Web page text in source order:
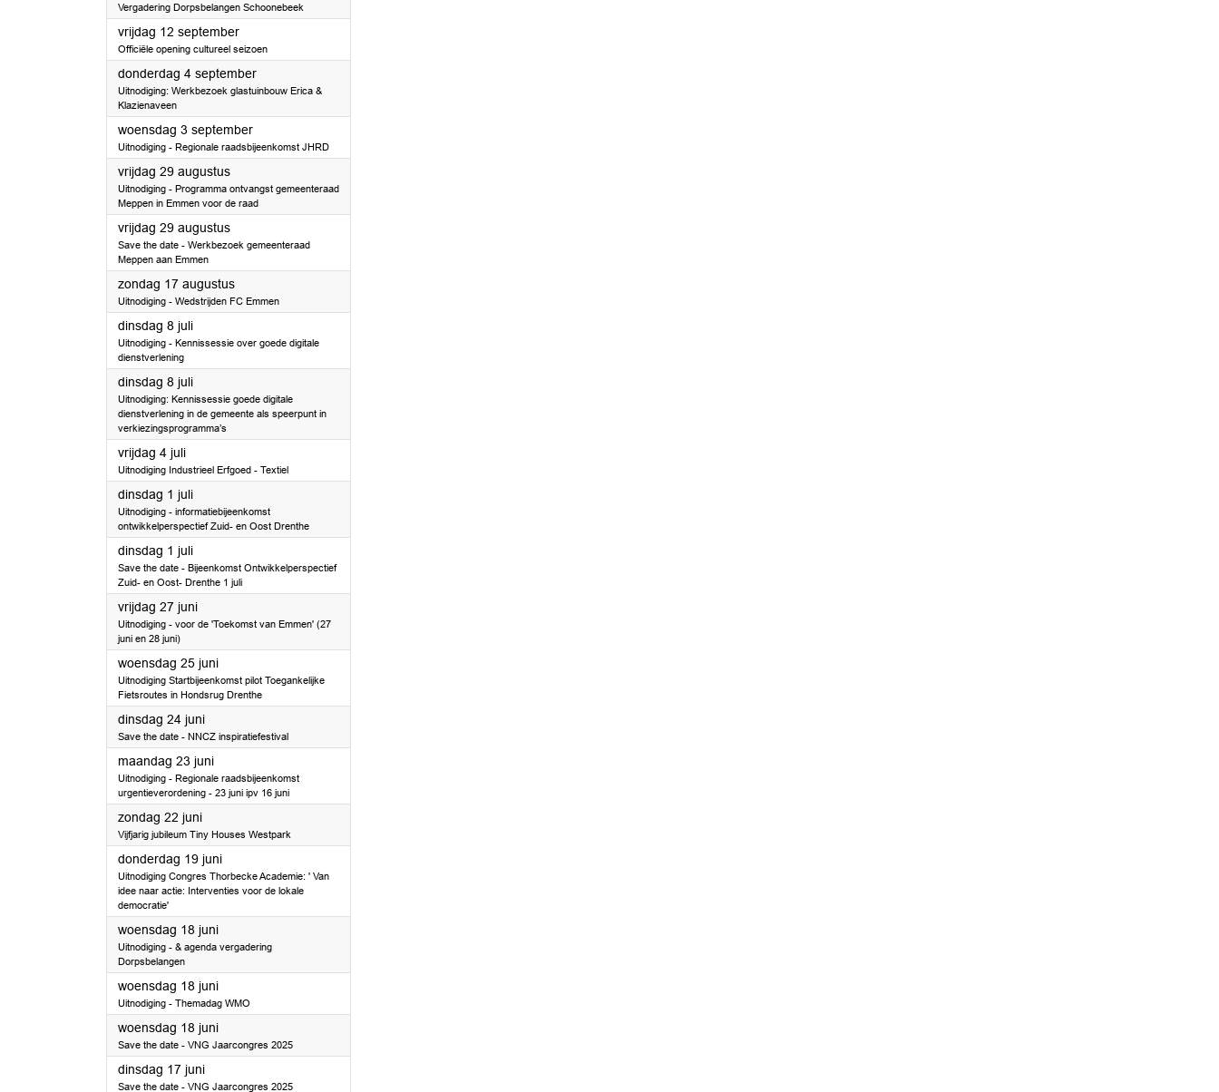
Vergadering Dorpsbelangen Schoonebeek
vrijdag 12 september2025
Officiële opening cultureel seizoen
donderdag 4 september2025
Uitnodiging: Werkbezoek glastuinbouw Erica &
Klazienaveen
woensdag 3 september2025
Uitnodiging - Regionale raadsbijeenkomst JHRD
vrijdag 29 augustus2025
Uitnodiging - Programma ontvangst gemeenteraad
Meppen in Emmen voor de raad
vrijdag 29 augustus2025
Save the date - Werkbezoek gemeenteraad
Meppen aan Emmen
zondag 17 augustus2025
Uitnodiging - Wedstrijden FC Emmen
dinsdag 8 juli2025
Uitnodiging - Kennissessie over goede digitale
dienstverlening
dinsdag 8 juli2025
Uitnodiging: Kennissessie goede digitale
dienstverlening in de gemeente als speerpunt in
verkiezingsprogramma’s
vrijdag 4 juli2025
Uitnodiging Industrieel Erfgoed - Textiel
dinsdag 1 juli2025
Uitnodiging - informatiebijeenkomst
ontwikkelperspectief Zuid- en Oost Drenthe
dinsdag 1 juli2025
Save the date - Bijeenkomst Ontwikkelperspectief
Zuid- en Oost- Drenthe 1 juli
vrijdag 27 juni2025
Uitnodiging - voor de 'Toekomst van Emmen' (27
juni en 28 juni)
woensdag 25 juni2025
Uitnodiging Startbijeenkomst pilot Toegankelijke
Fietsroutes in Hondsrug Drenthe
dinsdag 24 juni2025
Save the date - NNCZ inspiratiefestival
maandag 23 juni2025
Uitnodiging - Regionale raadsbijeenkomst
urgentieverordening - 23 juni ipv 16 juni
zondag 22 juni2025
Vijfjarig jubileum Tiny Houses Westpark
donderdag 19 juni2025
Uitnodiging Congres Thorbecke Academie: ' Van
idee naar actie: Interventies voor de lokale
democratie'
woensdag 18 juni2025
Uitnodiging - & agenda vergadering
Dorpsbelangen
woensdag 18 juni2025
Uitnodiging - Themadag WMO
woensdag 18 juni2025
Save the date - VNG Jaarcongres 2025
dinsdag 17 juni2025
Save the date - VNG Jaarcongres 2025